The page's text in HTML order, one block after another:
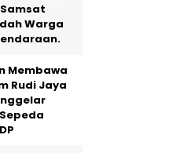
Warga
Membawa
Rudi Jaya